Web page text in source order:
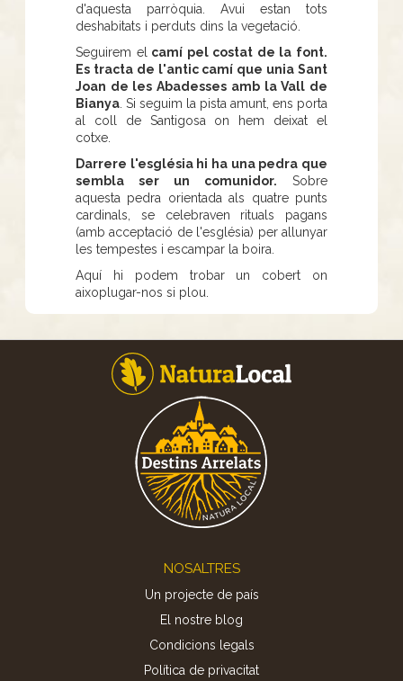
d'aquesta parròquia. Avui estan tots
deshabitats i perduts dins la vegetació.
Seguirem el camí pel costat de la font.
Es tracta de l'antic camí que unia Sant
Joan de les Abadesses amb la Vall de
Bianya . Si seguim la pista amunt, ens porta
al coll de Santigosa on hem deixat el
cotxe.
Darrere l'església hi ha una pedra que
sembla ser un comunidor. Sobre
aquesta pedra orientada als quatre punts
cardinals, se celebraven rituals pagans
(amb acceptació de l'església) per allunyar
les tempestes i escampar la boira.
Aquí hi podem trobar un cobert on
aixoplugar-nos si plou.
NOSALTRES
Un projecte de país
El nostre blog
Condicions legals
Política de privacitat